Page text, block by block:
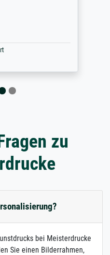
zu
bei Meisterdrucke
Sie einen Bilderrahmen,